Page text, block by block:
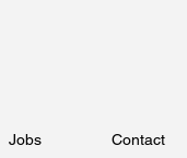
Jobs Contact